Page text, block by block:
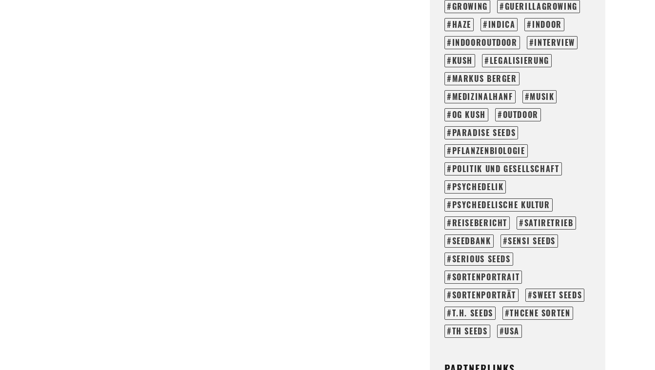
GROWING
GUERILLAGROWING
HAZE
INDICA
INDOOR
INDOOROUTDOOR
INTERVIEW
KUSH
LEGALISIERUNG
MARKUS BERGER
MEDIZINALHANF
MUSIK
OG KUSH
OUTDOOR
PARADISE SEEDS
PFLANZENBIOLOGIE
POLITIK UND GESELLSCHAFT
PSYCHEDELIK
PSYCHEDELISCHE KULTUR
REISEBERICHT
SATIRETRIEB
SEEDBANK
SENSI SEEDS
SERIOUS SEEDS
SORTENPORTRAIT
SORTENPORTRÄT
SWEET SEEDS
T.H. SEEDS
THCENE SORTEN
TH SEEDS
USA